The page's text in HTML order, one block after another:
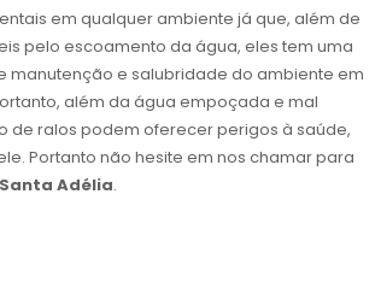
em qualquer ambiente já que, além de
pelo escoamento da água, eles tem uma
manutenção e salubridade do ambiente em
além da água empoçada e mal
de ralos podem oferecer perigos à saúde,
Portanto não hesite em nos chamar para
Adélia.